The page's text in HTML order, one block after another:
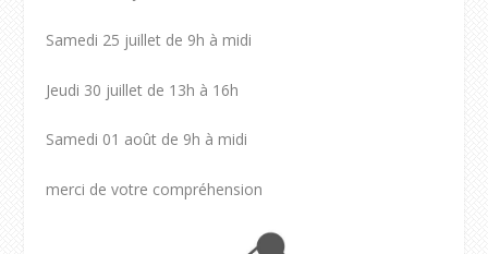
Samedi 25 juillet de 9h à midi
Jeudi 30 juillet de 13h à 16h
Samedi 01 août de 9h à midi
merci de votre compréhension